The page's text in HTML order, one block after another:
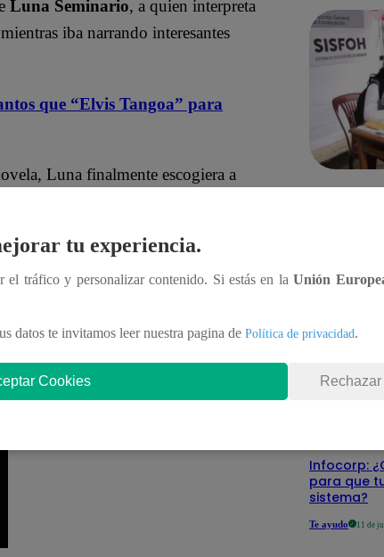
Luna Seminario, a quien interpreta
iba narrando interesantes
que “Elvis Tangoa” para
Luna finalmente escogiera a
fans desean que esto suceda. Sin
siento que Jhonatan no ha
Revisa
como
Infocorp:
para que
sistema?
Te ayudo 11 de
tu experiencia.
el tráfico y personalizar contenido. Si estás en laUnión
datos te invitamos leer nuestra pagina de Política de privacidad.
Cookies Rechazar